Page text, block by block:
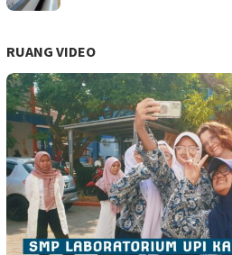
RUANG VIDEO